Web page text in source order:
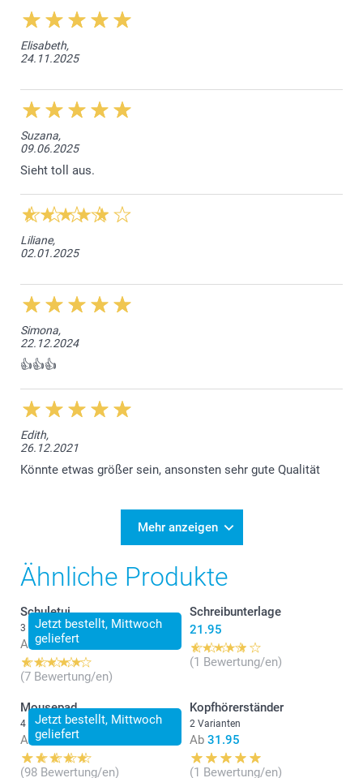
Elisabeth,
24.11.2025
Suzana,
09.06.2025
Sieht toll aus.
Liliane,
02.01.2025
Simona,
22.12.2024
👍👍👍
Edith,
26.12.2021
Könnte etwas größer sein, ansonsten sehr gute Qualität
Mehr anzeigen
Ähnliche Produkte
Jetzt bestellt, Mittwoch
geliefert
Schuletui
3 Varianten
Ab 17.95
(7 Bewertung/en)
Schreibunterlage
21.95
(1 Bewertung/en)
Jetzt bestellt, Mittwoch
geliefert
Mousepad
4 Varianten
Ab 14.95
(98 Bewertung/en)
Kopfhörerständer
2 Varianten
Ab 31.95
(1 Bewertung/en)